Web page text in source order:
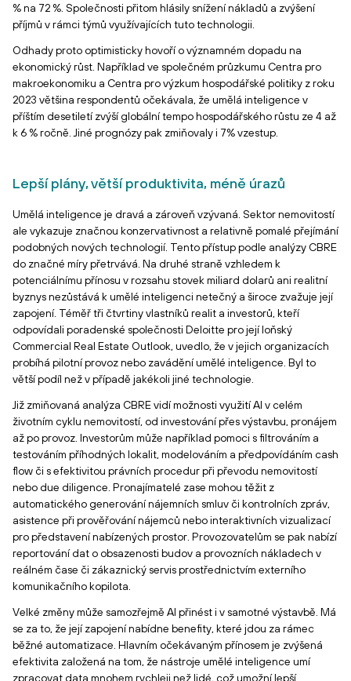
% na 72 %. Společnosti přitom hlásily snížení nákladů a zvýšení
příjmů v rámci týmů využívajících tuto technologii.
Odhady proto optimisticky hovoří o významném dopadu na
ekonomický růst. Například ve společném průzkumu Centra pro
makroekonomiku a Centra pro výzkum hospodářské politiky z roku
2023 většina respondentů očekávala, že umělá inteligence v
příštím desetiletí zvýší globální tempo hospodářského růstu ze 4 až
k 6 % ročně. Jiné prognózy pak zmiňovaly i 7% vzestup.
Lepší plány, větší produktivita, méně úrazů
Umělá inteligence je dravá a zároveň vzývaná. Sektor nemovitostí
ale vykazuje značnou konzervativnost a relativně pomalé přejímání
podobných nových technologií. Tento přístup podle analýzy CBRE
do značné míry přetrvává. Na druhé straně vzhledem k
potenciálnímu přínosu v rozsahu stovek miliard dolarů ani realitní
byznys nezůstává k umělé inteligenci netečný a široce zvažuje její
zapojení. Téměř tři čtvrtiny vlastníků realit a investorů, kteří
odpovídali poradenské společnosti Deloitte pro její loňský
Commercial Real Estate Outlook, uvedlo, že v jejich organizacích
probíhá pilotní provoz nebo zavádění umělé inteligence. Byl to
větší podíl než v případě jakékoli jiné technologie.
Již zmiňovaná analýza CBRE vidí možnosti využití AI v celém
životním cyklu nemovitostí, od investování přes výstavbu, pronájem
až po provoz. Investorům může například pomoci s filtrováním a
testováním příhodných lokalit, modelováním a předpovídáním cash
flow či s efektivitou právních procedur při převodu nemovitostí
nebo due diligence. Pronajímatelé zase mohou těžit z
automatického generování nájemních smluv či kontrolních zpráv,
asistence při prověřování nájemců nebo interaktivních vizualizací
pro představení nabízených prostor. Provozovatelům se pak nabízí
reportování dat o obsazenosti budov a provozních nákladech v
reálném čase či zákaznický servis prostřednictvím externího
komunikačního kopilota.
Velké změny může samozřejmě AI přinést i v samotné výstavbě. Má
se za to, že její zapojení nabídne benefity, které jdou za rámec
běžné automatizace. Hlavním očekávaným přínosem je zvýšená
efektivita založená na tom, že nástroje umělé inteligence umí
zpracovat data mnohem rychleji než lidé, což umožní lepší